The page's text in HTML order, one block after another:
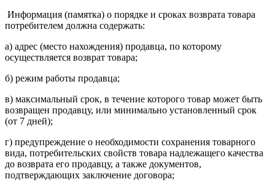
Информация (памятка) о порядке и сроках возврата товара
потребителем должна содержать:
а) адрес (место нахождения) продавца, по которому
осуществляется возврат товара;
б) режим работы продавца;
в) максимальный срок, в течение которого товар может быть
возвращен продавцу, или минимально установленный срок
(от 7 дней);
г) предупреждение о необходимости сохранения товарного
вида, потребительских свойств товара надлежащего качества
до возврата его продавцу, а также документов,
подтверждающих заключение договора;